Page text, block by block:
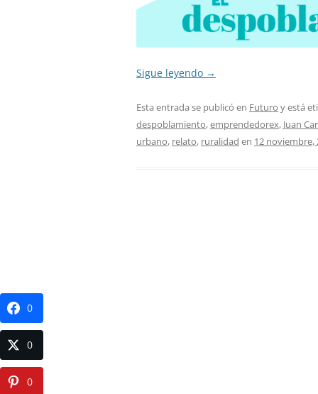
Sigue leyendo →
Esta entrada se publicó en Futuro y está
despoblamiento,emprendedorex, Juan
urbano, relato, ruralidad en 12 noviembre,
0
0
0